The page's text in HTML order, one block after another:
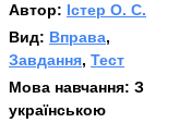
Автор: Істер О. С.
Вид: Вправа,
Завдання, Тест
Мова навчання: З
українською